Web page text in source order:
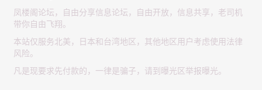
凤楼阁论坛，自由分享信息论坛，自由开放，信息共享，老司机
带你自由飞翔。
本站仅服务北美，日本和台湾地区，其他地区用户考虑使用法律
风险。
凡是现要求先付款的，一律是骗子，请到曝光区举报曝光。